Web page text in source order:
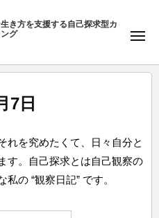
き方を支援する自己探求型カ
グ
メ
ュ
ー
7日
れを究めたくて、日々自分と
す。自己探求とは自己観察の
の “観察日記” です。